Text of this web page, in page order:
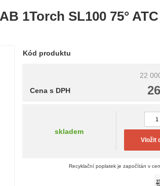
1Torch SL100 75°
Kód produktu
22
Cena s DPH
skladem
Vložit
Recyklační poplatek je započítán v